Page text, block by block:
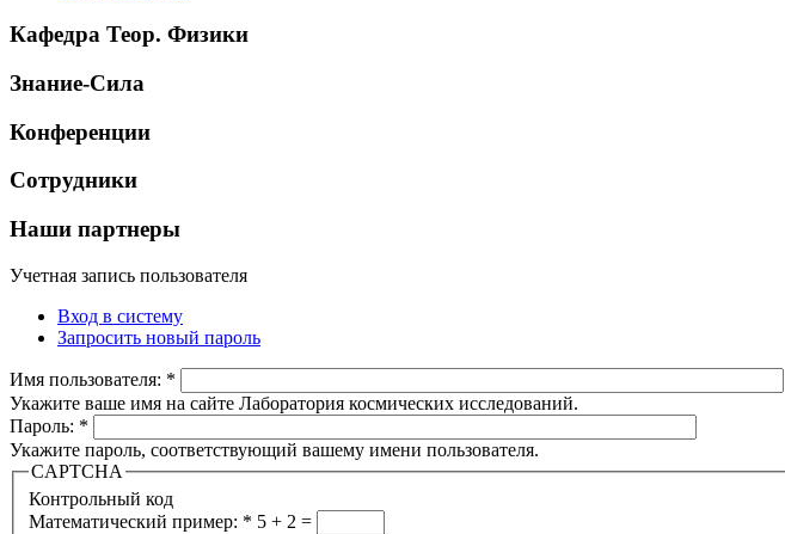
Кафедра Теор. Физики
Знание-Сила
Конференции
Сотрудники
Наши партнеры
Учетная запись пользователя
Вход в систему
Запросить новый пароль
Имя пользователя: *
Укажите ваше имя на сайте Лаборатория космических исследований.
Пароль: *
Укажите пароль, соответствующий вашему имени пользователя.
CAPTCHA
Контрольный код
Математический пример: * 5 + 2 =